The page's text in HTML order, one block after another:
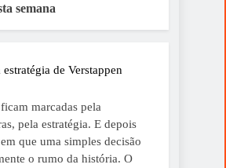
semana
de Verstappen
marcadas pela
pela estratégia. E depois
que uma simples decisão
o rumo da história. O